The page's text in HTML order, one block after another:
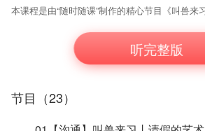
听完整版
节目（23）